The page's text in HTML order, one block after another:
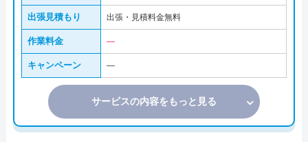
出張見積もり 出張・見積料金無料
作業料金 ―
キャンペーン ―
サービスの内容をもっと見る